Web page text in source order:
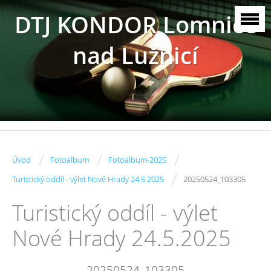
DTJ KONDOR Lomnice
nad Lužnicí
Úvod / Fotoalbum / Fotoalbum-2025 /
Turistický oddíl - výlet Nové Hrady 24.5.2025 / 20250524_103305
Turistický oddíl - výlet
Nové Hrady 24.5.2025